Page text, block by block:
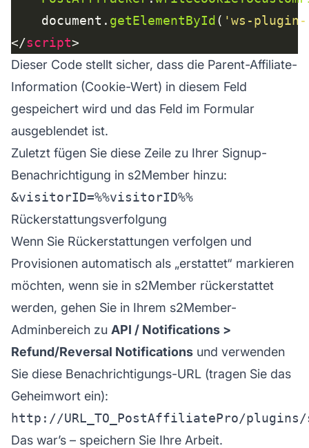
	document.
getElementById( 'ws-
</script
Dieser Code stellt sicher, dass die Parent-Affiliate-
Information (Cookie-Wert) in diesem Feld
gespeichert wird und das Feld im Formular
ausgeblendet ist.
Zuletzt fügen Sie diese Zeile zu Ihrer Signup-
Benachrichtigung in s2Member hinzu:
Rückerstattungsverfolgung
Wenn Sie Rückerstattungen verfolgen und
Provisionen automatisch als „erstattet“ markieren
möchten, wenn sie in s2Member rückerstattet
werden, gehen Sie in Ihrem s2Member-
Adminbereich zu API / Notifications >
Refund/Reversal Notifications und verwenden
Sie diese Benachrichtigungs-URL (tragen Sie das
Geheimwort ein):
Das war’s – speichern Sie Ihre Arbeit.